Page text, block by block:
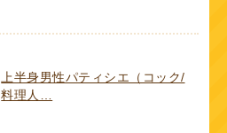
上半身男性パティシエ（コック/
料理人…